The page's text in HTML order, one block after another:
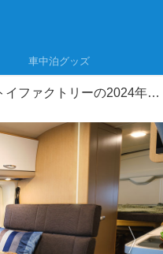
車中泊グッズ
トイファクトリーの2024年注目キャンピングカー7選 バーデンの特別仕様も！ジャパンキャンピングカーショー2024